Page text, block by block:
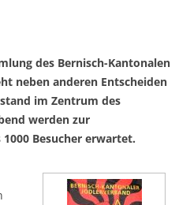
des Bernisch-Kantonalen
neben anderen Entscheiden
im Zentrum des
werden zur
Besucher erwartet.